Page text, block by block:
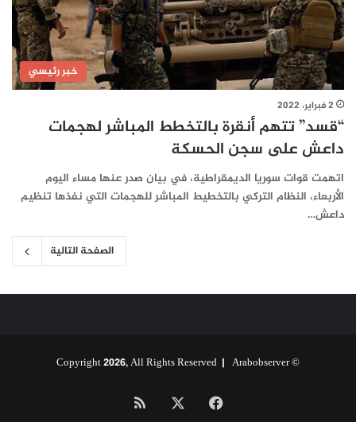
خبر رئيسي
2 فبراير، 2022
“قسد” تتهم أنقرة بالتخطط المباشر لهجمات
داعش على سجن الحسكة
اتهمت قوات سوريا الديمقراطية، في بيان صدر عنها مساء اليوم
الأربعاء، النظام التركي بالتخطيط المباشر للهجمات التي نفذها تنظيم
داعش…
الصفحة التالية
© Copyright 2026, All Rights Reserved |
Arabobserver
فيسبوك